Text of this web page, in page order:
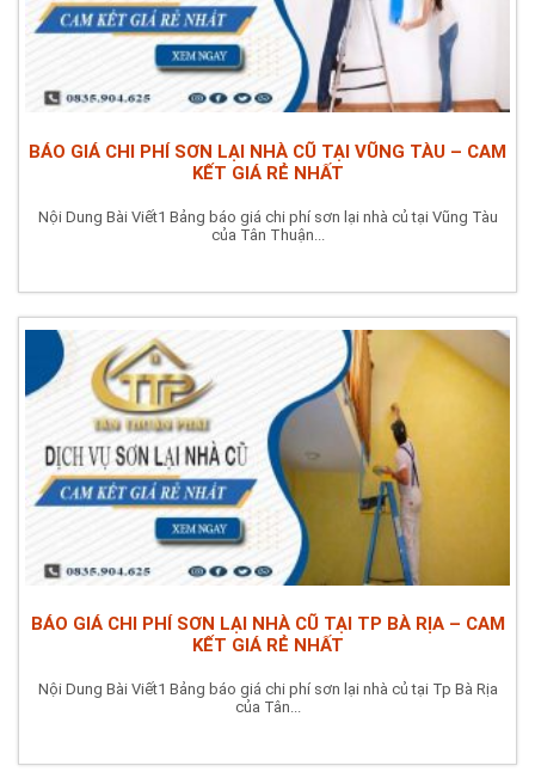
BÁO GIÁ CHI PHÍ SƠN LẠI NHÀ CŨ TẠI VŨNG TÀU – CAM
KẾT GIÁ RẺ NHẤT
Nội Dung Bài Viết1 Bảng báo giá chi phí sơn lại nhà củ tại Vũng Tàu
của Tân Thuận...
BÁO GIÁ CHI PHÍ SƠN LẠI NHÀ CŨ TẠI TP BÀ RỊA – CAM
KẾT GIÁ RẺ NHẤT
Nội Dung Bài Viết1 Bảng báo giá chi phí sơn lại nhà củ tại Tp Bà Rịa
của Tân...